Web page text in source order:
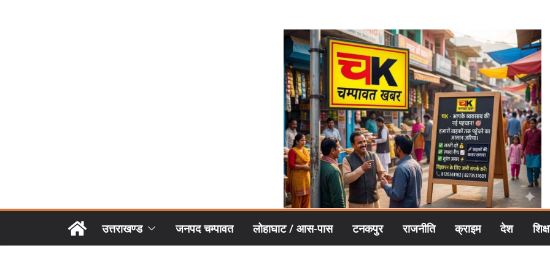
उत्तराखण्ड जनपद चम्पावत लोहाघाट / आस-पास टनकपुर राजनीति क्राइम देश